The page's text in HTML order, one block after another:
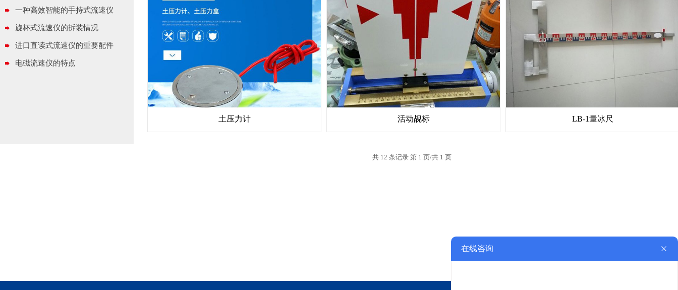
一种高效智能的手持式流速仪
旋杯式流速仪的拆装情况
进口直读式流速仪的重要配件
电磁流速仪的特点
土压力计 活动觇标 LB-1量冰尺
共 12 条记录 第 1 页/共 1 页